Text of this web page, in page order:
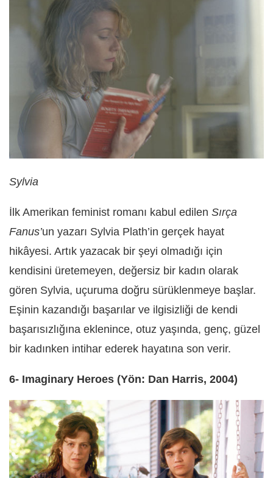
Sylvia
İlk Amerikan feminist romanı kabul edilen Sırça
Fanus’un yazarı Sylvia Plath’in gerçek hayat
hikâyesi. Artık yazacak bir şeyi olmadığı için
kendisini üretemeyen, değersiz bir kadın olarak
gören Sylvia, uçuruma doğru sürüklenmeye başlar.
Eşinin kazandığı başarılar ve ilgisizliği de kendi
başarısızlığına eklenince, otuz yaşında, genç, güzel
bir kadınken intihar ederek hayatına son verir.
6- Imaginary Heroes (Yön: Dan Harris, 2004)